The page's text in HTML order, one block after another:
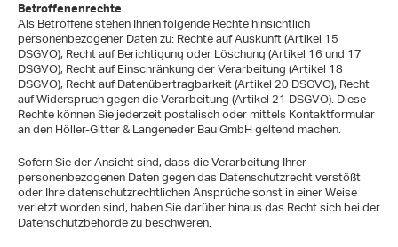
Betroffenenrechte
Als Betroffene stehen Ihnen folgende Rechte hinsichtlich
personenbezogener Daten zu: Rechte auf Auskunft (Artikel 15
DSGVO), Recht auf Berichtigung oder Löschung (Artikel 16 und 17
DSGVO), Recht auf Einschränkung der Verarbeitung (Artikel 18
DSGVO), Recht auf Datenübertragbarkeit (Artikel 20 DSGVO), Recht
auf Widerspruch gegen die Verarbeitung (Artikel 21 DSGVO). Diese
Rechte können Sie jederzeit postalisch oder mittels Kontaktformular
an den Höller-Gitter & Langeneder Bau GmbH geltend machen.
Sofern Sie der Ansicht sind, dass die Verarbeitung Ihrer
personenbezogenen Daten gegen das Datenschutzrecht verstößt
oder Ihre datenschutzrechtlichen Ansprüche sonst in einer Weise
verletzt worden sind, haben Sie darüber hinaus das Recht sich bei der
Datenschutzbehörde zu beschweren.